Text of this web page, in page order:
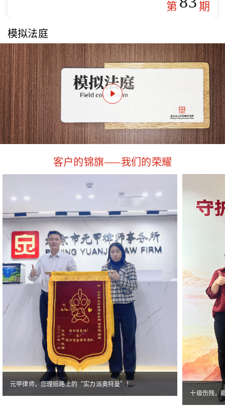
第 期
模拟法庭
客户的锦旗——我们的荣耀
元甲律师，您理赔路上的“实力派奥特曼”！
十级伤残，